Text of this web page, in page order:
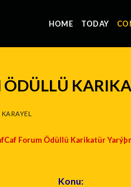
HOME TODAY
ÖDÜLLÜ
Forum Ödüllü Karikatür
Konu: